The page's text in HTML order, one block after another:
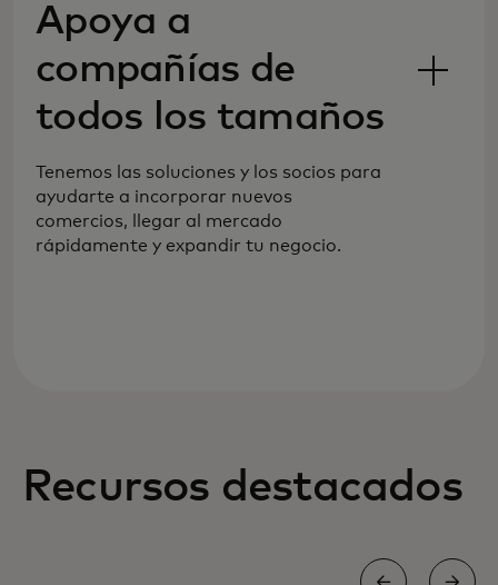
salvaguardando el procesamiento de
pagos, para que puedas llegar a nuevos
mercados y clientes con más formas de
pago para tus necesidades cambiantes.
Apoya a
compañías de
todos los tamaños
Tenemos las soluciones y los socios para
ayudarte a incorporar nuevos
comercios, llegar al mercado
rápidamente y expandir tu negocio.
Recursos destacados